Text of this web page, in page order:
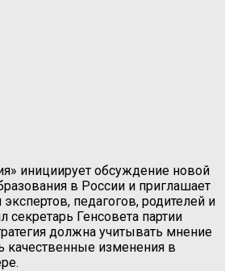
инициирует обсуждение новой
в России и приглашает
педагогов, родителей и
секретарь Генсовета партии
должна учитывать мнение
качественные изменения в